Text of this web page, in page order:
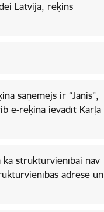
Latvijā, rēķins
saņēmējs ir “Jānis”,
e-rēķinā ievadīt Kārļa
struktūrvienībai nav
adrese un